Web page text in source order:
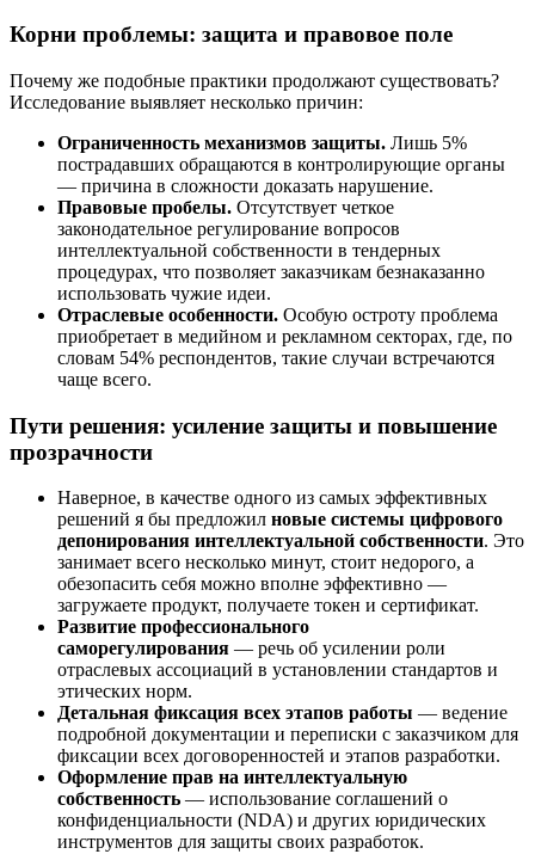
Корни проблемы: защита и правовое поле
Почему же подобные практики продолжают существовать?
Исследование выявляет несколько причин:
Ограниченность механизмов защиты. Лишь 5%
пострадавших обращаются в контролирующие органы
— причина в сложности доказать нарушение.
Правовые пробелы. Отсутствует четкое
законодательное регулирование вопросов
интеллектуальной собственности в тендерных
процедурах, что позволяет заказчикам безнаказанно
использовать чужие идеи.
Отраслевые особенности. Особую остроту проблема
приобретает в медийном и рекламном секторах, где, по
словам 54% респондентов, такие случаи встречаются
чаще всего.
Пути решения: усиление защиты и повышение
прозрачности
Наверное, в качестве одного из самых эффективных
решений я бы предложил новые системы цифрового
депонирования интеллектуальной собственности. Это
занимает всего несколько минут, стоит недорого, а
обезопасить себя можно вполне эффективно —
загружаете продукт, получаете токен и сертификат.
Развитие профессионального
саморегулирования — речь об усилении роли
отраслевых ассоциаций в установлении стандартов и
этических норм.
Детальная фиксация всех этапов работы — ведение
подробной документации и переписки с заказчиком для
фиксации всех договоренностей и этапов разработки.
Оформление прав на интеллектуальную
собственность — использование соглашений о
конфиденциальности (NDA) и других юридических
инструментов для защиты своих разработок.